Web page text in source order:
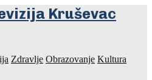
Zdravlje Obrazovanje Kultura